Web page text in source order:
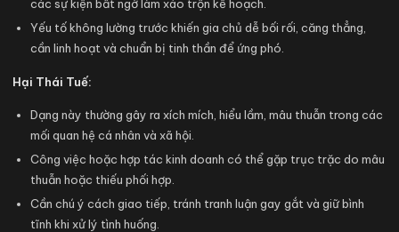
các sự kiện bất ngờ làm xáo trộn kế hoạch.
Yếu tố không lường trước khiến gia chủ dễ bối rối, căng thẳng,
cần linh hoạt và chuẩn bị tinh thần để ứng phó.
Hại Thái Tuế:
Dạng này thường gây ra xích mích, hiểu lầm, mâu thuẫn trong các
mối quan hệ cá nhân và xã hội.
Công việc hoặc hợp tác kinh doanh có thể gặp trục trặc do mâu
thuẫn hoặc thiếu phối hợp.
Cần chú ý cách giao tiếp, tránh tranh luận gay gắt và giữ bình
tĩnh khi xử lý tình huống.